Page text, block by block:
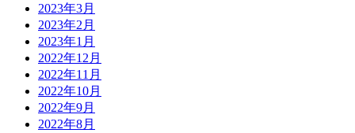
2023年3月
2023年2月
2023年1月
2022年12月
2022年11月
2022年10月
2022年9月
2022年8月